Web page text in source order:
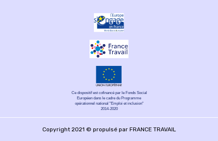
Ce dispositif est cofinancé par le Fonds Social
Européen dans le cadre du Programme
opérationnel national "Emploi et inclusion"
2014-2020
Copyright 2021 © propulsé par FRANCE TRAVAIL